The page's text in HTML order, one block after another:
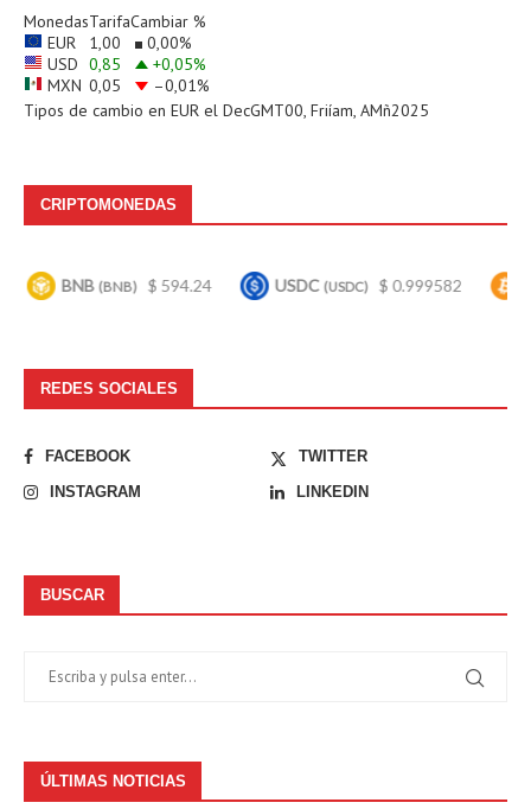
MonedasTarifaCambiar %
EUR
1,00 0,00%
USD 0,85 +0,05%
MXN 0,05 –0,01%
Tipos de cambio en EUR el DecGMT00, Friíam, AMñ2025
CRIPTOMONEDAS
BNB(BNB) $ 594.24 USDC(USDC) $ 0.999582
REDES SOCIALES
FACEBOOK
TWITTER
INSTAGRAM
LINKEDIN
BUSCAR
ÚLTIMAS NOTICIAS